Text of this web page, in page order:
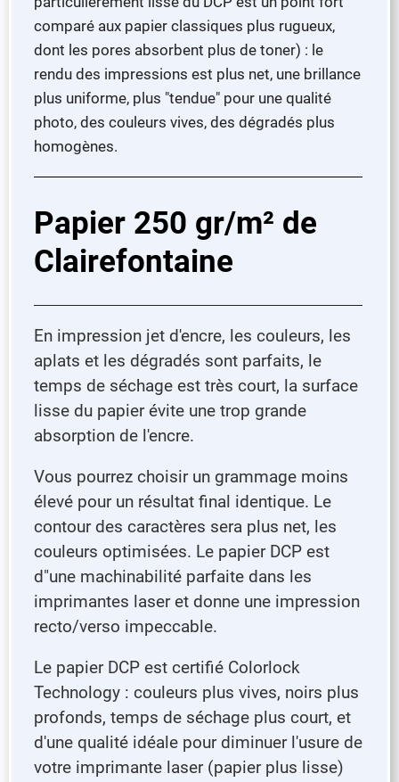
comparé aux papier classiques plus rugueux,
dont les pores absorbent plus de toner) : le
rendu des impressions est plus net, une brillance
plus uniforme, plus "tendue" pour une qualité
photo, des couleurs vives, des dégradés plus
homogènes.
Papier 250 gr/m² de
Clairefontaine
En impression jet d'encre, les couleurs, les
aplats et les dégradés sont parfaits, le
temps de séchage est très court, la surface
lisse du papier évite une trop grande
absorption de l'encre.
Vous pourrez choisir un grammage moins
élevé pour un résultat final identique. Le
contour des caractères sera plus net, les
couleurs optimisées. Le papier DCP est
d"une machinabilité parfaite dans les
imprimantes laser et donne une impression
recto/verso impeccable.
Le papier DCP est certifié Colorlock
Technology : couleurs plus vives, noirs plus
profonds, temps de séchage plus court, et
d'une qualité idéale pour diminuer l'usure de
votre imprimante laser (papier plus lisse)